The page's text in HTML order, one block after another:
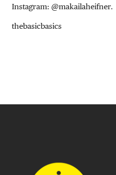
Instagram: @makailaheifner.
thebasicbasics